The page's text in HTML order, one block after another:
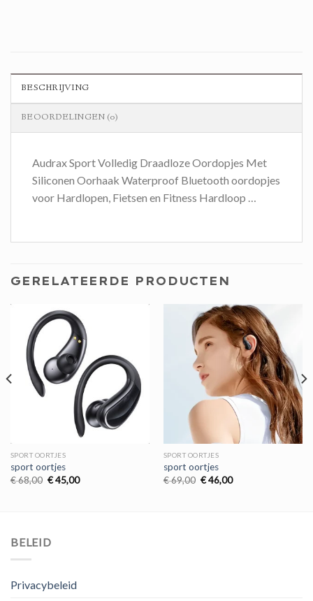
BESCHRIJVING
BEOORDELINGEN (0)
Audrax Sport Volledig Draadloze Oordopjes Met
Siliconen Oorhaak Waterproof Bluetooth oordopjes
voor Hardlopen, Fietsen en Fitness Hardloop …
GERELATEERDE PRODUCTEN
SPORT OORTJES
sport oortjes
€68,00 Oorspronkelijke
€45,00Huidige
SPORT OORTJES
sport oortjes
€69,00 Oorspronkelijke
€46,00Huidige
BELEID
Privacybeleid